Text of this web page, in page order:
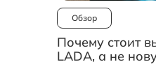
Обзор
Почему стоит
LADA, а не